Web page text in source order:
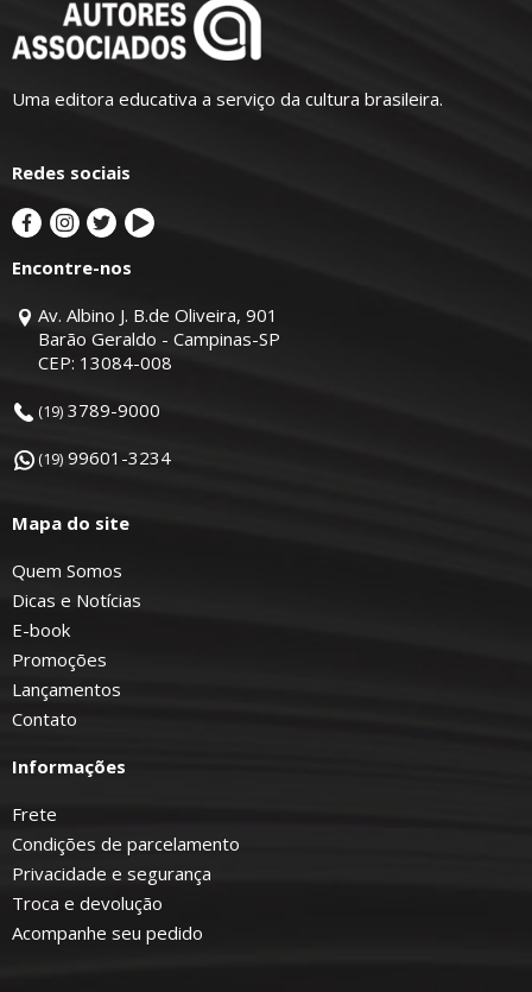
Uma editora educativa a serviço da cultura brasileira.
Redes sociais
Encontre-nos
Av. Albino J. B.de Oliveira, 901
Barão Geraldo - Campinas-SP
CEP: 13084-008
(19) 3789-9000
(19) 99601-3234
Mapa do site
Quem Somos
Dicas e Notícias
E-book
Promoções
Lançamentos
Contato
Informações
Frete
Condições de parcelamento
Privacidade e segurança
Troca e devolução
Acompanhe seu pedido